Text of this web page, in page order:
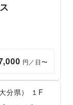
円／日〜
分県） １F